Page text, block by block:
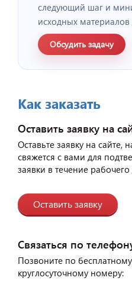
следующий шаг и
исходных материалов
Обсудить задачу
Как заказать
Оставить заявку на
Оставьте заявку на сайте,
свяжется с вами для
заявки в течение рабочего
Оставить заявку
Связаться по
Позвоните по бесплатному
круглосуточному номеру: